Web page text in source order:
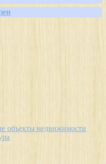
объекты недвижимости